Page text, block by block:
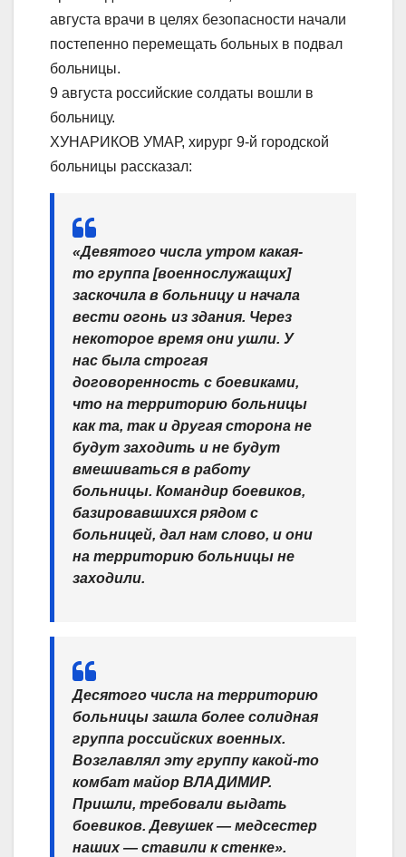
августа врачи в целях безопасности начали
постепенно перемещать больных в подвал
больницы.
9 августа российские солдаты вошли в
больницу.
ХУНАРИКОВ УМАР, хирург 9-й городской
больницы рассказал:
«Девятого числа утром какая-
то группа [военнослужащих]
заскочила в больницу и начала
вести огонь из здания. Через
некоторое время они ушли. У
нас была строгая
договоренность с боевиками,
что на территорию больницы
как та, так и другая сторона не
будут заходить и не будут
вмешиваться в работу
больницы. Командир боевиков,
базировавшихся рядом с
больницей, дал нам слово, и они
на территорию больницы не
заходили.
Десятого числа на территорию
больницы зашла более солидная
группа российских военных.
Возглавлял эту группу какой-то
комбат майор ВЛАДИМИР.
Пришли, требовали выдать
боевиков. Девушек — медсестер
наших — ставили к стенке».